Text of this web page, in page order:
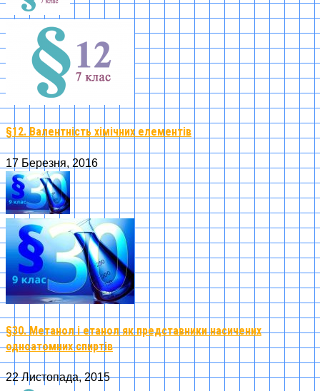
§12. Валентність хімічних елементів
17 Березня, 2016
§30. Метанол і етанол як представники насичених
одноатомних спиртів
22 Листопада, 2015